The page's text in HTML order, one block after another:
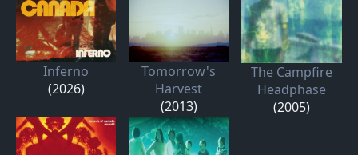
Inferno
(2026)
Tomorrow's
Harvest
(2013)
The Campfire
Headphase
(2005)